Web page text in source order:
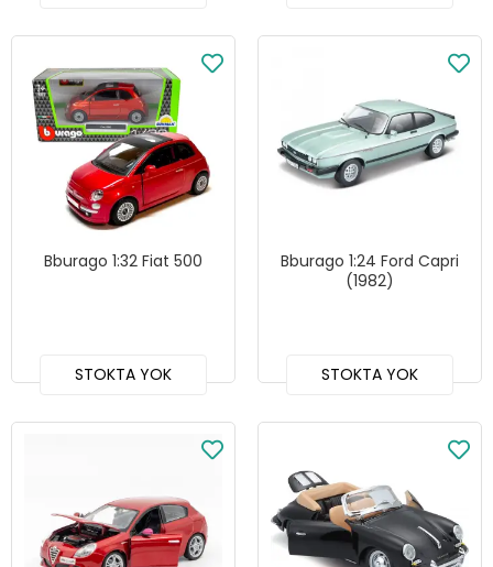
Bburago 1:32 Fiat 500
STOKTA YOK
Bburago 1:24 Ford Capri
(1982)
STOKTA YOK